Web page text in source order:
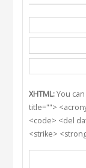
XHTML:You
title="">
<code> <del
<strike>